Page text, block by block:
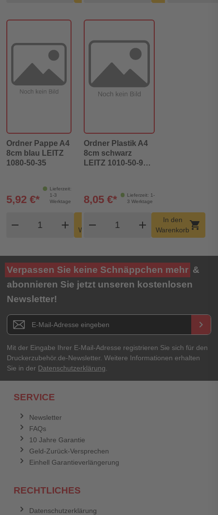
Ordner Pappe A4
8cm blau LEITZ
1080-50-35
Lieferzeit:
1-3
Werktage
5,92 €*
remove add
Warenkorb
shopping_cart
Ordner Plastik A4
8cm schwarz
LEITZ 1010-50-95
Lieferzeit: 1-
3 Werktage
8,05 €*
remove
Produkt Warenkorb
add
In den
Warenkorbshopping_cart
Verpassen Sie keine Schnäppchen mehr &
abonnieren Sie jetzt unseren kostenlosen
Newsletter!
Newsletter E-Mail Adresse keyboard_arrow_right
Mit der Eingabe Ihrer E-Mail-Adresse registrieren Sie sich für den
Druckerzubehör.de-Newsletter. Weitere Informationen erhalten
Sie in der Datenschutzerklärung
SERVICE
Newsletter
FAQs
10 Jahre Garantie
Geld-Zurück-Versprechen
Einhell Garantieverlängerung
RECHTLICHES
Datenschutzerklärung